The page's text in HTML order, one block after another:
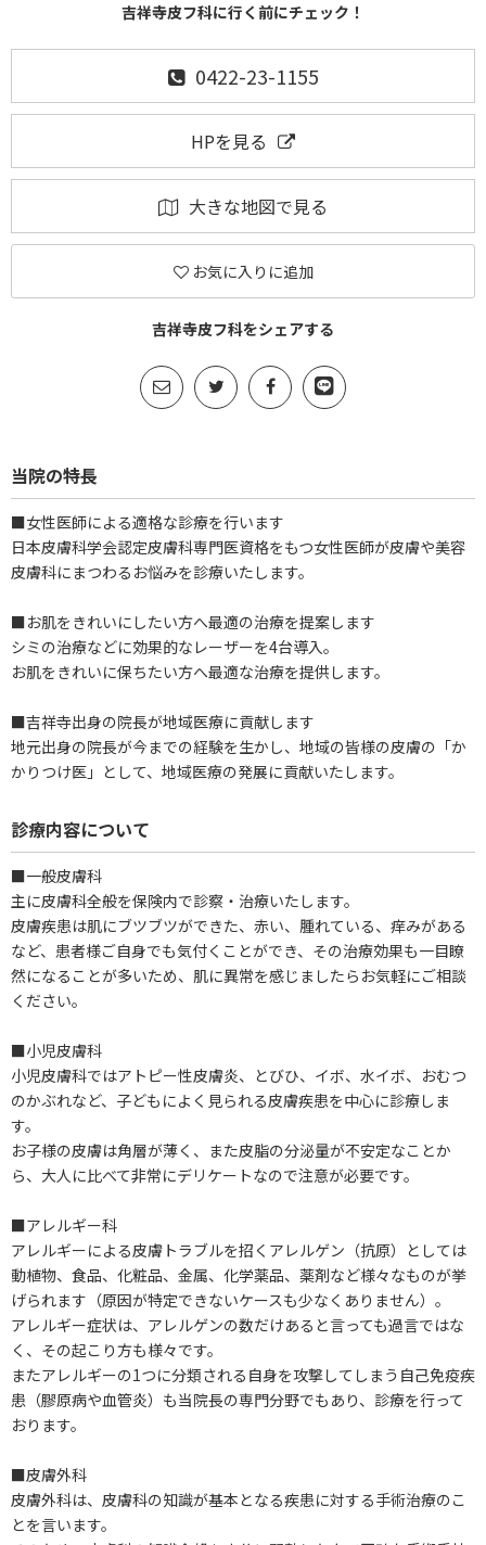
吉祥寺皮フ科に行く前にチェック！
0422-23-1155
HPを見る
大きな地図で見る
お気に入りに追加
吉祥寺皮フ科をシェアする
当院の特長
■女性医師による適格な診療を行います
日本皮膚科学会認定皮膚科専門医資格をもつ女性医師が皮膚や美容
皮膚科にまつわるお悩みを診療いたします。
■お肌をきれいにしたい方へ最適の治療を提案します
シミの治療などに効果的なレーザーを4台導入。
お肌をきれいに保ちたい方へ最適な治療を提供します。
■吉祥寺出身の院長が地域医療に貢献します
地元出身の院長が今までの経験を生かし、地域の皆様の皮膚の「か
かりつけ医」として、地域医療の発展に貢献いたします。
診療内容について
■一般皮膚科
主に皮膚科全般を保険内で診察・治療いたします。
皮膚疾患は肌にブツブツができた、赤い、腫れている、痒みがある
など、患者様ご自身でも気付くことができ、その治療効果も一目瞭
然になることが多いため、肌に異常を感じましたらお気軽にご相談
ください。
■小児皮膚科
小児皮膚科ではアトピー性皮膚炎、とびひ、イボ、水イボ、おむつ
のかぶれなど、子どもによく見られる皮膚疾患を中心に診療しま
す。
お子様の皮膚は角層が薄く、また皮脂の分泌量が不安定なことか
ら、大人に比べて非常にデリケートなので注意が必要です。
■アレルギー科
アレルギーによる皮膚トラブルを招くアレルゲン（抗原）としては
動植物、食品、化粧品、金属、化学薬品、薬剤など様々なものが挙
げられます（原因が特定できないケースも少なくありません）。
アレルギー症状は、アレルゲンの数だけあると言っても過言ではな
く、その起こり方も様々です。
またアレルギーの1つに分類される自身を攻撃してしまう自己免疫疾
患（膠原病や血管炎）も当院長の専門分野でもあり、診療を行って
おります。
■皮膚外科
皮膚外科は、皮膚科の知識が基本となる疾患に対する手術治療のこ
とを言います。